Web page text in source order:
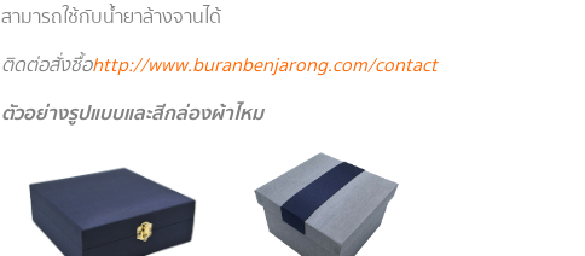
สามารถใช้กับน้ำยาล้างจานได้
ติดต่อสั่งซื้อhttp://www.buranbenjarong.com/contact
ตัวอย่างรูปแบบและสีกล่องผ้าไหม